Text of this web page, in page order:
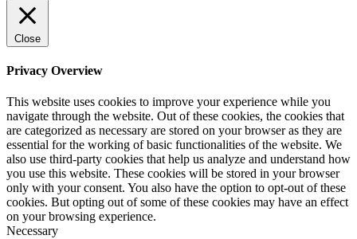
Close
Privacy Overview
This website uses cookies to improve your experience while you
navigate through the website. Out of these cookies, the cookies that
are categorized as necessary are stored on your browser as they are
essential for the working of basic functionalities of the website. We
also use third-party cookies that help us analyze and understand how
you use this website. These cookies will be stored in your browser
only with your consent. You also have the option to opt-out of these
cookies. But opting out of some of these cookies may have an effect
on your browsing experience.
Necessary